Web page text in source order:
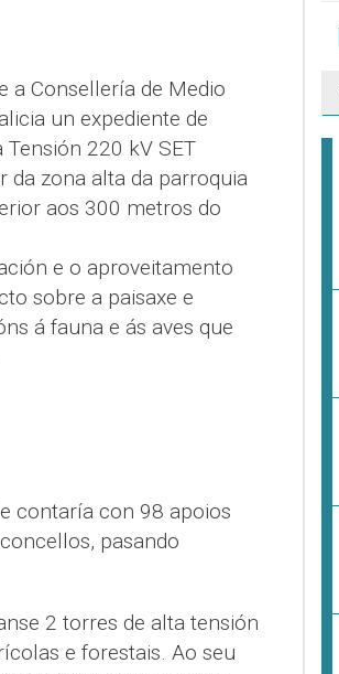
a Consellería de Medio
un expediente de
220 kV SET
da zona alta da parroquia
aos 300 metros do
e o aproveitamento
sobre a paisaxe e
á fauna e ás aves que
contaría con 98 apoios
pasando
2 torres de alta tensión
e forestais. Ao seu